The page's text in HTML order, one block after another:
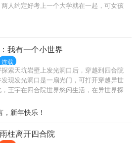
人约定好考上一个大学就在一起，可女孩
还没开学，他写的小说冲上了平台榜首，他
…… 上大学后，洛野原以为自己再也不会谈
然相识了高冷学姐。 洛野决定，要偷偷跟
，然后惊艳所有人。 等他和高冷学姐手拉
校里的时候，全校都震惊了。 高冷校花苏
竟然出现了男人？ 这时，暗恋三年的女孩
己心里是有他的，于是再次展开了对洛野的
歉，小学弟已经是我的人了。”苏白粥强势
么相爱的呢？” 听到此话，洛野摸了摸脑
个绝美的身影，轻声笑道:“她偷偷把我的书
编了……”
我有一个小世界
连载
索天坑岩壁上发光洞口后，穿越到四合院
现发光洞口是一扇光门，可打开穿越异世
王宇在四合院世界悠闲生活，在异世界探
新年快乐！
柱离开四合院